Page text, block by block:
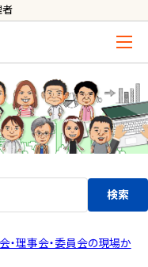
者
検索
・理事会・委員会の現場か